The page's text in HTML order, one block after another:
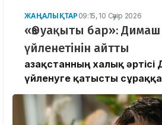
ЖАҢАЛЫҚТАР 09:15, 10 Сәуір 2026
«Өз уақыты бар»:
үйленетінін айтты
Қазақстанның халық
үйленуге қатысты